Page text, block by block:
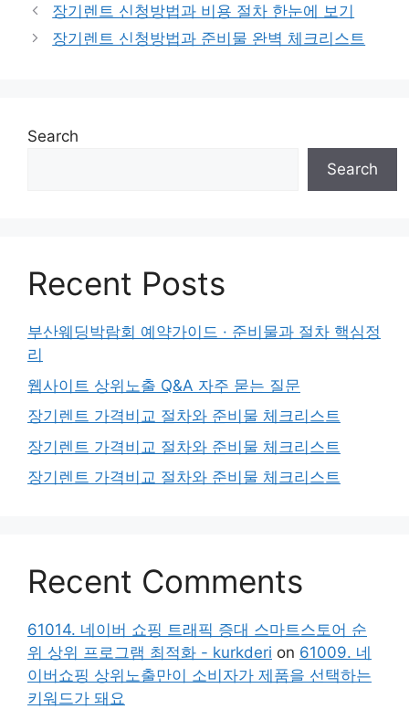
장기렌트 신청방법과 비용 절차 한눈에 보기
장기렌트 신청방법과 준비물 완벽 체크리스트
Search
Search
Recent Posts
부산웨딩박람회 예약가이드 · 준비물과 절차 핵심정
리
웹사이트 상위노출 Q&A 자주 묻는 질문
장기렌트 가격비교 절차와 준비물 체크리스트
장기렌트 가격비교 절차와 준비물 체크리스트
장기렌트 가격비교 절차와 준비물 체크리스트
Recent Comments
61014. 네이버 쇼핑 트래픽 증대 스마트스토어 순
위 상위 프로그램 최적화 - kurkderi on 61009. 네
이버쇼핑 상위노출만이 소비자가 제품을 선택하는
키워드가 돼요